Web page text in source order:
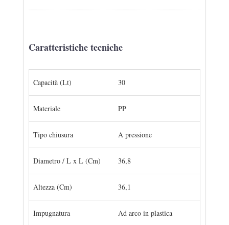
Caratteristiche tecniche
Capacità (Lt) 30
Materiale PP
Tipo chiusura A pressione
Diametro / L x L (Cm) 36,8
Altezza (Cm) 36,1
Impugnatura Ad arco in plastica